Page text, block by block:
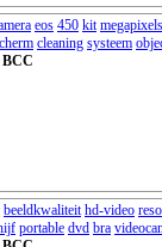
eos 450 kit megapixels
cleaning systeem
BCC
beeldkwaliteit hd-video
portable dvd bra